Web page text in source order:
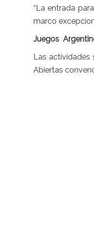
“La entrada
marco
Juegos
Las actividades
Abiertas